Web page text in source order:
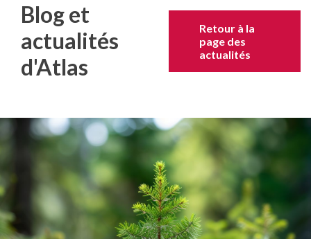
Blog et
actualités
d'Atlas
Retour à la
page des
actualités